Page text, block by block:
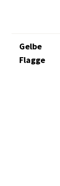
Gelbe
Flagge